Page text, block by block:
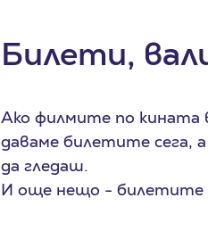
Билети,
Ако филмите по кината
даваме билетите сега,
да гледаш.
И още нещо - билетите